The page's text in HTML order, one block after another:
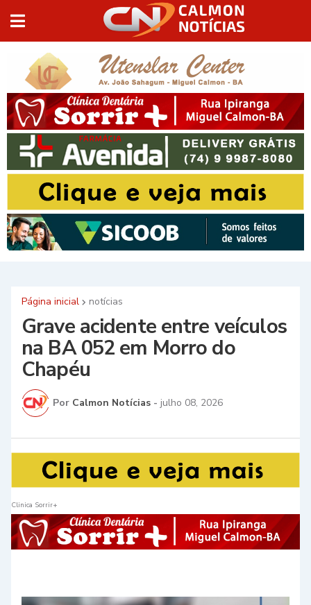
Página inicial notícias
Grave acidente entre veículos
na BA 052 em Morro do
Chapéu
Por Calmon Notícias - julho 08, 2026
Clinica Sorrir+